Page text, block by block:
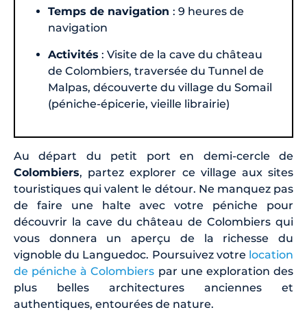
Temps de navigation: 9 heures de
navigation
Activités : Visite de la cave du château
de Colombiers, traversée du Tunnel de
Malpas, découverte du village du Somail
(péniche-épicerie, vieille librairie)
Au départ du petit port en demi-cercle de
Colombiers, partez explorer ce village aux sites
touristiques qui valent le détour. Ne manquez pas
de faire une halte avec votre péniche pour
découvrir la cave du château de Colombiers qui
vous donnera un aperçu de la richesse du
vignoble du Languedoc. Poursuivez votre location
de péniche à Colombiers par une exploration des
plus belles architectures anciennes et
authentiques, entourées de nature.